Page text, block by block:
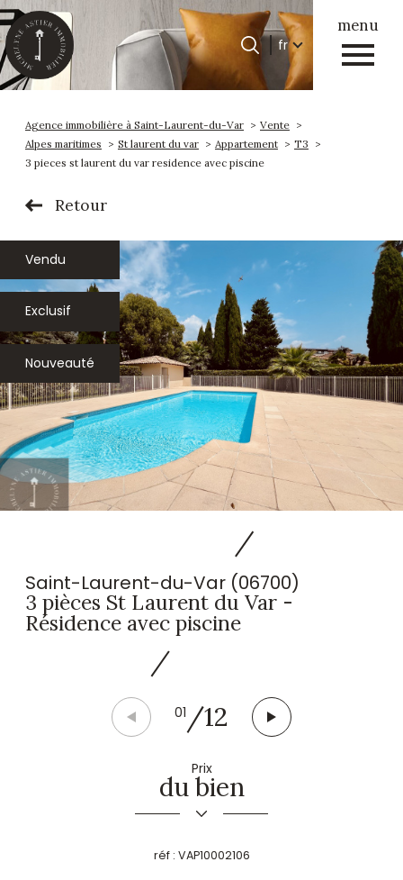
menu
Langue
fr
Accueil 0 Langue
fr
Agence immobilière à Saint-Laurent-du-Var
Vente
Alpes maritimes
St laurent du var Appartement
T3
3 pieces st laurent du var residence avec piscine
Retour
Vendu
Exclusif
Nouveauté
Saint-Laurent-du-Var (06700)
3 pièces St Laurent du Var -
Résidence avec piscine
01 /12
Prix
du bien
réf : VAP10002106